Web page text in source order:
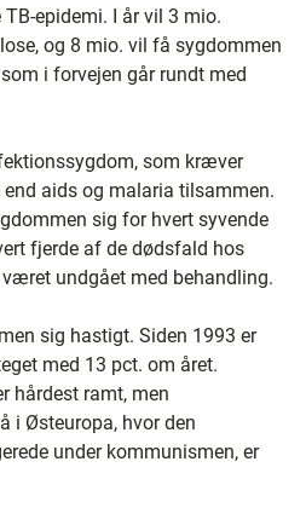
epidemi. I år vil 3 mio.
og 8 mio. vil få sygdommen
i forvejen går rundt med
som kræver
aids og malaria tilsammen.
sig for hvert syvende
fjerde af de dødsfald hos
undgået med behandling.
sig hastigt. Siden 1993 er
med 13 pct. om året.
hårdest ramt, men
i Østeuropa, hvor den
under kommunismen, er